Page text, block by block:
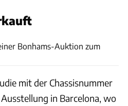
Bonhams-Auktion zum
mit der Chassisnummer
in Barcelona, wo